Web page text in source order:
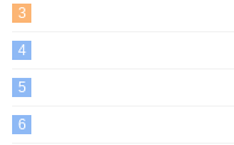
3
4
5
6